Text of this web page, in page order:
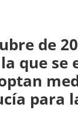
de
que
para